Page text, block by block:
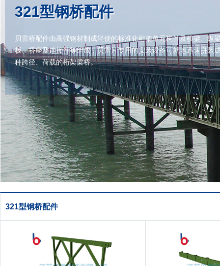
321型钢桥配件
贝雷桥配件由高强钢材制成轻便的标准化桁架单元构件及横梁、纵
板、桥座及连接件等组成，贝雷片专用的安装设备可就地迅速拼装
种跨径、荷载的桁架梁桥。
321型钢桥配件